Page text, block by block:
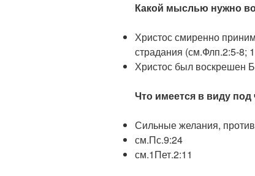
Какой мыслью нужно
Христос смиренно
страдания (см.Флп.2:5-8;
Христос был воскрешен
Что имеется в виду
Сильные желания,
см.Пс.9:24
см.1Пет.2:11